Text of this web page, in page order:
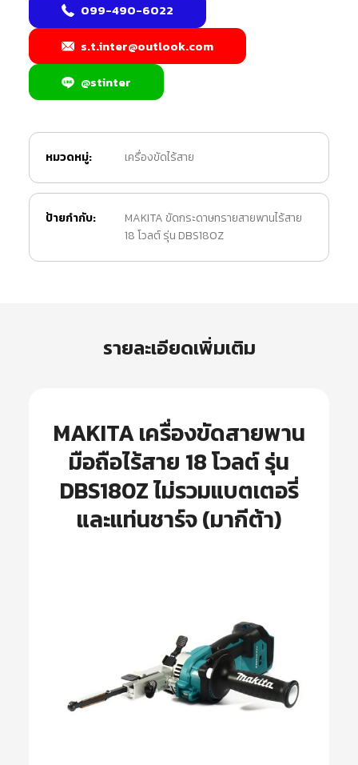
099-490-6022
s.t.inter@outlook.com
@stinter
หมวดหมู่: เครื่องขัดไร้สาย
ป้ายกำกับ:
MAKITA ขัดกระดาษทรายสายพานไร้สาย
18 โวลต์ รุ่น DBS180Z
รายละเอียดเพิ่มเติม
MAKITA เครื่องขัดสายพาน
มือถือไร้สาย 18 โวลต์ รุ่น
DBS180Z ไม่รวมแบตเตอรี่
และแท่นชาร์จ (มากีต้า)